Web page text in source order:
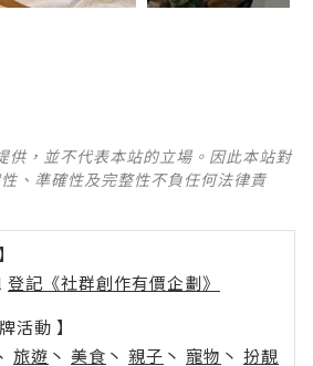
供，並不代表本站的立場。因此本站對
、準確性及完整性不負任何法律責
登記《社群創作有價企劃》
活動 】
旅遊 丶 美食 丶 親子 丶 寵物 丶 扮靚